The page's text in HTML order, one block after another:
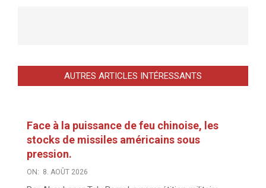
AUTRES ARTICLES INTÉRESSANTS
Face à la puissance de feu chinoise, les
stocks de missiles américains sous
pression.
ON: 8. AOÛT 2026